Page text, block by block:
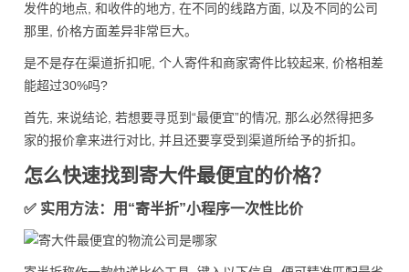
发件的地点, 和收件的地方, 在不同的线路方面, 以及不同的公司
那里, 价格方面差异非常巨大。
是不是存在渠道折扣呢, 个人寄件和商家寄件比较起来, 价格相差
能超过30%吗?
首先, 来说结论, 若想要寻觅到“最便宜”的情况, 那么必然得把多
家的报价拿来进行对比, 并且还要享受到渠道所给予的折扣。
怎么快速找到寄大件最便宜的价格？
✅ 实用方法：用“寄半折”小程序一次性比价